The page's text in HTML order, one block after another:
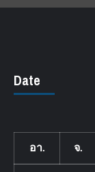
Date
อา. จ.